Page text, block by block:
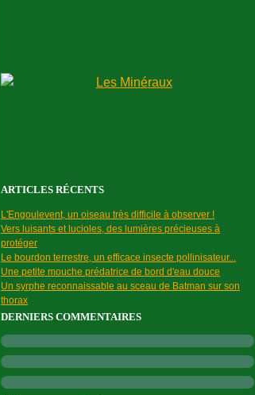
ARTICLES RÉCENTS
L'Engoulevent, un oiseau très difficile à observer !
Vers luisants et lucioles, des lumières précieuses à
protéger
Le bourdon terrestre, un efficace insecte pollinisateur...
Une petite mouche prédatrice de bord d'eau douce
Un syrphe reconnaissable au sceau de Batman sur son
thorax
DERNIERS COMMENTAIRES